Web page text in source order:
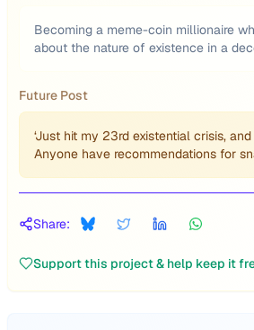
Becoming a meme-coin millionaire
about the nature of existence in a
Future Post
‘Just hit my 23rd existential crisis,
Anyone have recommendations for
Share:
Support this project & help keep it